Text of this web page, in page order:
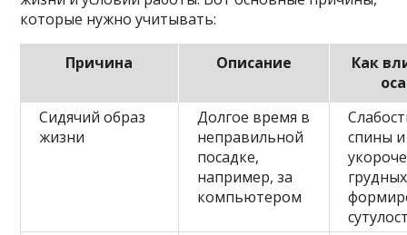
которые нужно учитывать:
Причина Описание
Как
Сидячий образ
жизни
Долгое время в
неправильной
посадке,
например, за
компьютером
спины